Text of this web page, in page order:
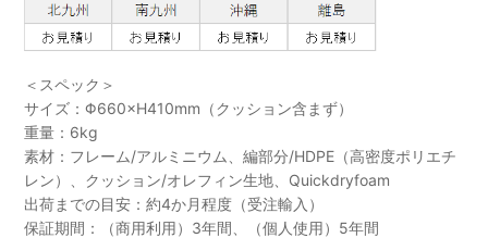
＜スペック＞
サイズ：Φ660×H410mm（クッション含まず）
重量：6kg
素材：フレーム/アルミニウム、編部分/HDPE（高密度ポリエチ
レン）、クッション/オレフィン生地、Quickdryfoam
出荷までの目安：約4か月程度（受注輸入）
保証期間：（商用利用）3年間、（個人使用）5年間